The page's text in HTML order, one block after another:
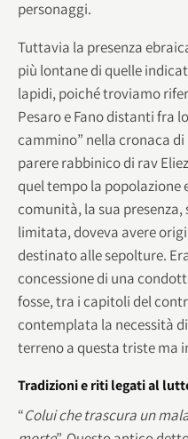
personaggi.
Tuttavia la presenza
più lontane di quelle
lapidi, poiché troviamo
Pesaro e Fano distanti fra
cammino” nella cronaca
parere rabbinico di rav
quel tempo la popolazione
comunità, la sua
limitata, doveva avere
destinato alle sepolture.
concessione di una
fosse, tra i capitoli del
contemplata la necessità
terreno a questa triste ma
Tradizioni e riti legati al
“Colui che trascura un